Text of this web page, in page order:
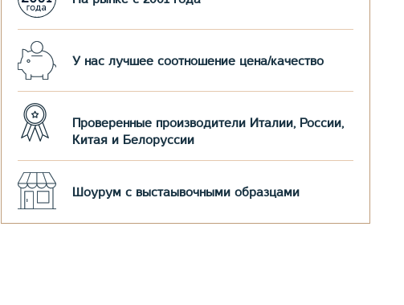
У нас лучшее соотношение цена/качество
Проверенные производители Италии, России,
Китая и Белоруссии
Шоурум с выстаывочными образцами